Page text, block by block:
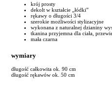
krój prosty
dekolt w kształcie „łódki”
rękawy o długości 3/4
szerokie możliwości stylizacyjne
wykonana z naturalnej dzianiny
tkanina przyjemna dla ciała,
mała czarna
wymiary
długość całkowita ok. 90 cm
długość rękawów ok. 50 cm